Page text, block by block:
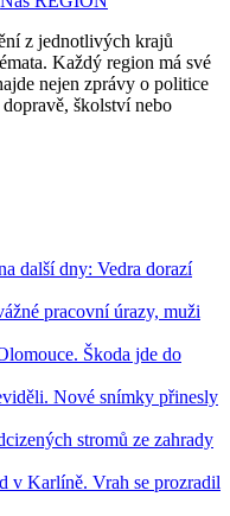
z jednotlivých krajů
Každý region má své
nejen zprávy o politice
školství nebo
další dny: Vedra dorazí
pracovní úrazy, muži
Škoda jde do
Nové snímky přinesly
stromů ze zahrady
v Karlíně. Vrah se prozradil